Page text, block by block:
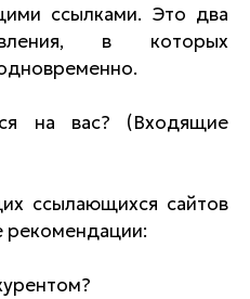
ссылками. Это два
в которых
на вас? (Входящие
ссылающихся сайтов
рекомендации: